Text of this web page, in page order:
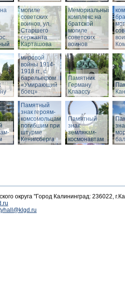
братской
могиле
советских
воинов, ул.
Старшего
сержанта
Карташова
Мемориальный
комплекс на
братской
могиле
советских
воинов
Памятник
воинам,
погибшим в
годы Первой
мировой
войны 1914-
1918 гг., с
барельефом
«Умирающий
боец»
Памятник
Герману
Клаассу
Памятный
знак героям-
комсомольцам,
погибшим при
штурме
Кенигсберга
Памятный
знак
землякам-
космонавтам
округа "Город Калининград: 236022,